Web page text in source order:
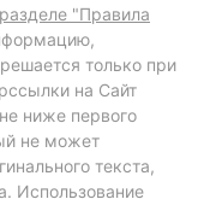
разделе "Правила
только при
на Сайт
ниже первого
не может
текста,
Использование